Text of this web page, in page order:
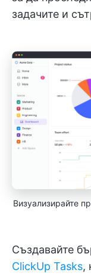
задачите и
Визуализирайте
Създавайте
ClickUp Tasks,